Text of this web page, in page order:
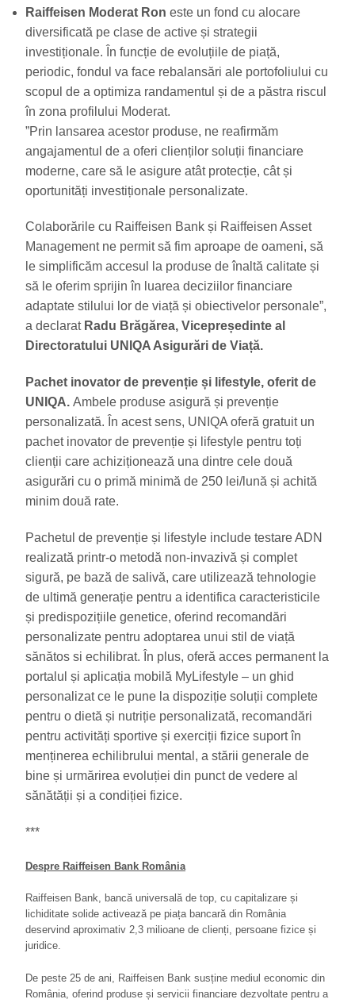
Raiffeisen Moderat Ron este un fond cu alocare
diversificată pe clase de active și strategii
investiționale. În funcție de evoluțiile de piață,
periodic, fondul va face rebalansări ale portofoliului cu
scopul de a optimiza randamentul și de a păstra riscul
în zona profilului Moderat.
”Prin lansarea acestor produse, ne reafirmăm
angajamentul de a oferi clienților soluții financiare
moderne, care să le asigure atât protecție, cât și
oportunități investiționale personalizate.
Colaborările cu Raiffeisen Bank și Raiffeisen Asset
Management ne permit să fim aproape de oameni, să
le simplificăm accesul la produse de înaltă calitate și
să le oferim sprijin în luarea deciziilor financiare
adaptate stilului lor de viață și obiectivelor personale”,
a declarat Radu Brăgărea, Vicepreședinte al
Directoratului UNIQA Asigurări de Viață.
Pachet inovator de prevenție și lifestyle, oferit de
UNIQA. Ambele produse asigură și prevenție
personalizată. În acest sens, UNIQA oferă gratuit un
pachet inovator de prevenție și lifestyle pentru toți
clienții care achiziționează una dintre cele două
asigurări cu o primă minimă de 250 lei/lună și achită
minim două rate.
Pachetul de prevenție și lifestyle include testare ADN
realizată printr-o metodă non-invazivă și complet
sigură, pe bază de salivă, care utilizează tehnologie
de ultimă generație pentru a identifica caracteristicile
și predispozițiile genetice, oferind recomandări
personalizate pentru adoptarea unui stil de viață
sănătos si echilibrat. În plus, oferă acces permanent la
portalul și aplicația mobilă MyLifestyle – un ghid
personalizat ce le pune la dispoziție soluții complete
pentru o dietă și nutriție personalizată, recomandări
pentru activități sportive și exerciții fizice suport în
menținerea echilibrului mental, a stării generale de
bine și urmărirea evoluției din punct de vedere al
sănătății și a condiției fizice.
***
Despre Raiffeisen Bank România
Raiffeisen Bank, bancă universală de top, cu capitalizare și
lichiditate solide activează pe piața bancară din România
deservind aproximativ 2,3 milioane de clienți, persoane fizice și
juridice.
De peste 25 de ani, Raiffeisen Bank susține mediul economic din
România, oferind produse și servicii financiare dezvoltate pentru a